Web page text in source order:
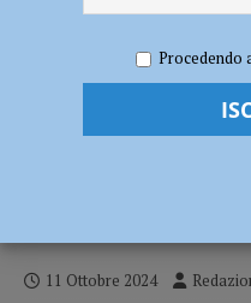
tradizionale, identitaria”, il 15
Fabrizio Fratus
“Destra:
11 Ottobre 2024
Procedendo